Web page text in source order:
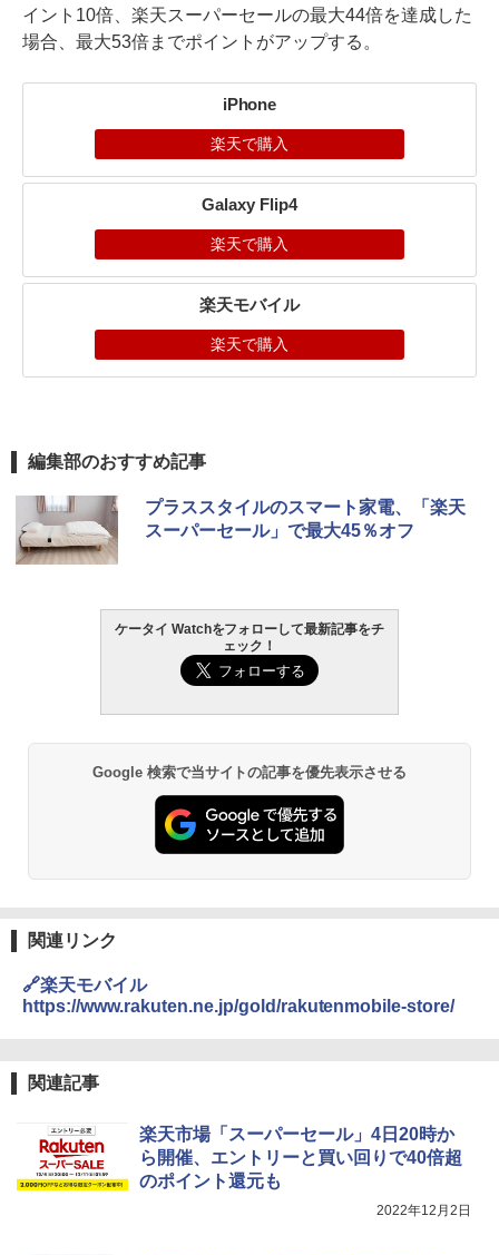
イント10倍、楽天スーパーセールの最大44倍を達成した
場合、最大53倍までポイントがアップする。
iPhone
楽天で購入
Galaxy Flip4
楽天で購入
楽天モバイル
楽天で購入
編集部のおすすめ記事
プラススタイルのスマート家電、「楽天
スーパーセール」で最大45％オフ
ケータイ Watchをフォローして最新記事をチ
ェック！
Google 検索で当サイトの記事を優先表示させる
関連リンク
🔗楽天モバイル
https://www.rakuten.ne.jp/gold/rakutenmobile-store/
関連記事
楽天市場「スーパーセール」4日20時か
ら開催、エントリーと買い回りで40倍超
のポイント還元も
2022年12月2日